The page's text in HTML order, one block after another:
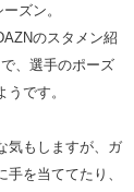
ズン。
のスタメン紹
、選手のポーズ
です。
気もしますが、ガ
を当ててたり、